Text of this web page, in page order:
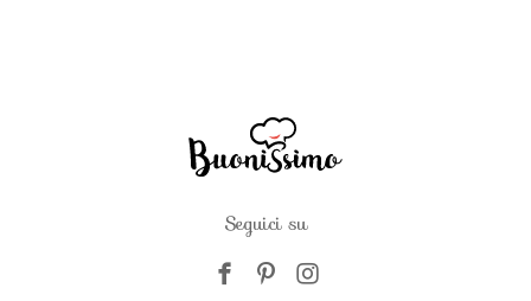
Seguici su